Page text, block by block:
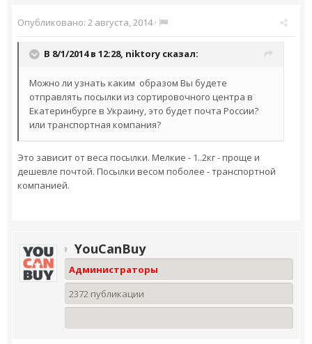
Опубликовано: 2 августа, 2014·
В 8/1/2014 в 12:28, niktory сказал:
Можно ли узнать каким образом Вы будете
отправлять посылки из сортировочного центра в
Екатеринбурге в Украину, это будет почта России?
или транспортная компания?
Это зависит от веса посылки. Мелкие - 1..2кг - проще и
дешевле почтой. Посылки весом поболее - транспортной
компанией.
YouCanBuy
Администраторы
2372 публикации